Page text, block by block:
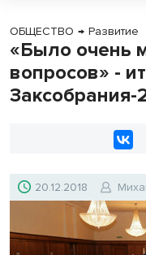
ОБЩЕСТВО → Развитие
«Было очень
вопросов» -
Заксобрания-
20.12.2018